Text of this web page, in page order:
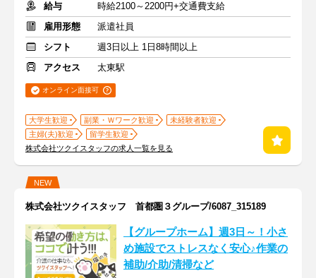
給与
時給2100～2200円+交通費支給
雇用形態
派遣社員
シフト
週3日以上 1日8時間以上
アクセス
太東駅
オンライン面接可
大学生歓迎 副業・Ｗワーク歓迎
未経験者歓迎
主婦(夫)歓迎
留学生歓迎
株式会社ツクイスタッフの求人一覧を見る
NEW
株式会社ツクイスタッフ 首都圏３グループ/6087_315189
【グループホーム】週3日～！小さ
め施設でストレスなく安心♪作業の
補助/介助/清掃など